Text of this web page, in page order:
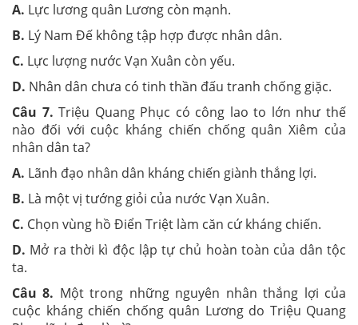
A. Lực lương quân Lương còn mạnh.
B. Lý Nam Đế không tập hợp được nhân dân.
C. Lực lượng nước Vạn Xuân còn yếu.
D. Nhân dân chưa có tinh thần đấu tranh chống giặc.
Câu 7. Triệu Quang Phục có công lao to lớn như thế
nào đối với cuộc kháng chiến chống quân Xiêm của
nhân dân ta?
A. Lãnh đạo nhân dân kháng chiến giành thắng lợi.
B. Là một vị tướng giỏi của nước Vạn Xuân.
C. Chọn vùng hồ Điển Triệt làm căn cứ kháng chiến.
D. Mở ra thời kì độc lập tự chủ hoàn toàn của dân tộc
ta.
Câu 8. Một trong những nguyên nhân thắng lợi của
cuộc kháng chiến chống quân Lương do Triệu Quang